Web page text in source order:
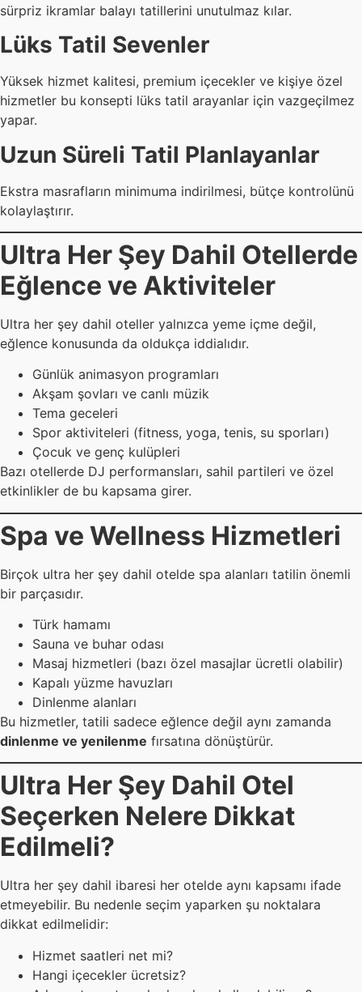
sürpriz ikramlar balayı tatillerini unutulmaz kılar.
Lüks Tatil Sevenler
Yüksek hizmet kalitesi, premium içecekler ve kişiye özel
hizmetler bu konsepti lüks tatil arayanlar için vazgeçilmez
yapar.
Uzun Süreli Tatil Planlayanlar
Ekstra masrafların minimuma indirilmesi, bütçe kontrolünü
kolaylaştırır.
Ultra Her Şey Dahil Otellerde
Eğlence ve Aktiviteler
Ultra her şey dahil oteller yalnızca yeme içme değil,
eğlence konusunda da oldukça iddialıdır.
Günlük animasyon programları
Akşam şovları ve canlı müzik
Tema geceleri
Spor aktiviteleri (fitness, yoga, tenis, su sporları)
Çocuk ve genç kulüpleri
Bazı otellerde DJ performansları, sahil partileri ve özel
etkinlikler de bu kapsama girer.
Spa ve Wellness Hizmetleri
Birçok ultra her şey dahil otelde spa alanları tatilin önemli
bir parçasıdır.
Türk hamamı
Sauna ve buhar odası
Masaj hizmetleri (bazı özel masajlar ücretli olabilir)
Kapalı yüzme havuzları
Dinlenme alanları
Bu hizmetler, tatili sadece eğlence değil aynı zamanda
dinlenme ve yenilenme fırsatına dönüştürür.
Ultra Her Şey Dahil Otel
Seçerken Nelere Dikkat
Edilmeli?
Ultra her şey dahil ibaresi her otelde aynı kapsamı ifade
etmeyebilir. Bu nedenle seçim yaparken şu noktalara
dikkat edilmelidir:
Hizmet saatleri net mi?
Hangi içecekler ücretsiz?